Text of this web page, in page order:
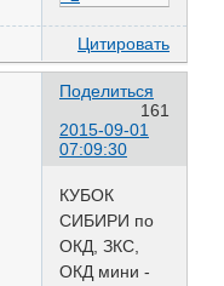
Цитировать
Поделиться
161
2015-09-01
07:09:30
КУБОК
СИБИРИ по
ОКД, ЗКС,
ОКД мини -